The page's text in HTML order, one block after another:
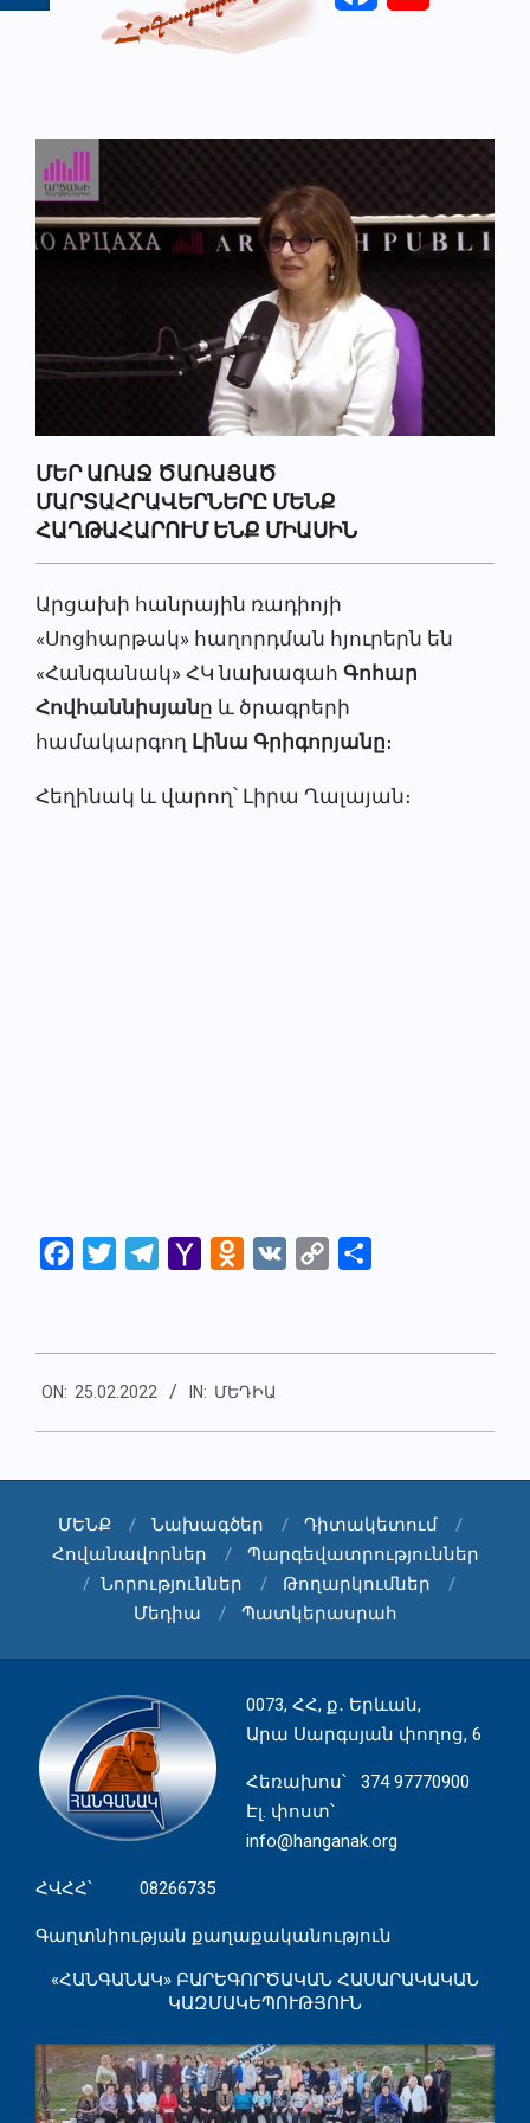
Navigation
ՄԵՐ ԱՌԱՋ ԾԱՌԱՑԱԾ
ՄԱՐՏԱՀՐԱՎԵՐՆԵՐԸ ՄԵՆՔ
ՀԱՂԹԱՀԱՐՈՒՄ ԵՆՔ ՄԻԱՍԻՆ
Արցախի հանրային ռադիոյի
«Սոցհարթակ» հաղորդման հյուրերն են
«Հանգանակ» ՀԿ նախագահ Գոհար
Հովհաննիսյանը և ծրագրերի
համակարգող Լինա Գրիգորյանը։
Հեղինակ և վարող՝ Լիրա Ղալայան։
Facebook
Twitter Telegram
Yahoo
Odnoklassniki
VK
Copy
02-
25
ON: 25.02.2022 IN: ՄԵԴԻԱ
ՄԵՆՔ Նախագծեր
Դիտակետում
Հովանավորներ
Պարգեվատրություններ
Նորություններ
Թողարկումներ
Մեդիա
Պատկերասրահ
0073, ՀՀ, ք․ Երևան,
Արա Սարգսյան փողոց, 6
Հեռախոս՝ 374 97770900
Էլ. փոստ՝
info@hanganak.org
ՀՎՀՀ՝ 08266735
Գաղտնիության քաղաքականություն
«ՀԱՆԳԱՆԱԿ» ԲԱՐԵԳՈՐԾԱԿԱՆ ՀԱՍԱՐԱԿԱԿԱՆ
ԿԱԶՄԱԿԵՊՈՒԹՅՈՒՆ